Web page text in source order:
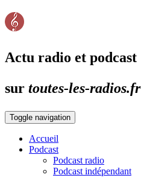
Actu radio et podcast
sur toutes-les-radios.fr
Toggle navigation
Accueil
Podcast
Podcast radio
Podcast indépendant